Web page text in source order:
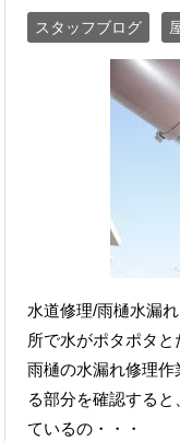
スタッフブログ
水道修理/雨樋水漏
所で水がポタポタ
雨樋の水漏れ修理
る部分を確認する
ているの・・・